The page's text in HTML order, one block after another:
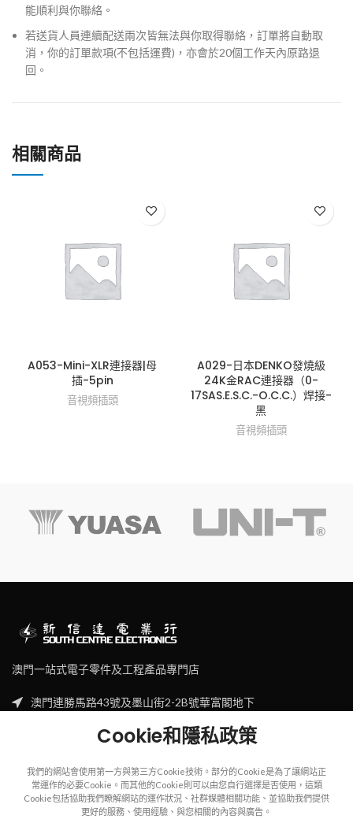
能順利與你聯絡。
若送貨人員連續配送兩次皆無法與你取得聯絡，訂單將自動取
消，你的訂單款項(不包括運費)，亦會於20個工作天內原路退
回。
相關商品
A053-Mini-XLR連接器|母
插-5pin
音視頻插頭
A029-日本DENKO發燒級
24K金RAC連接器（0-
17SAS.E.S.C.-O.C.C.）焊接-
黑
音視頻插頭
澳門一站式電子零件及工程產品專門店
澳門連勝馬路43號及墨山街2-2B號華富閣地下
Cookie和隱私政策
我們的網站會使用第一方與第三方Cookie技術。部分的Cookie是為了讓網站正
常運作的必要Cookie。而其他的Cookie則可以由您自行選擇是否使用，這類
Cookie包括協助我們瞭解網站的運作狀況、社群媒體相關功能、並協助我們提供
更好的服務、使用經驗、與您相關的內容與廣告。